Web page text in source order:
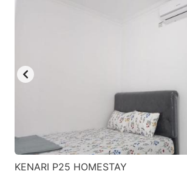
KENARI P25 HOMESTAY